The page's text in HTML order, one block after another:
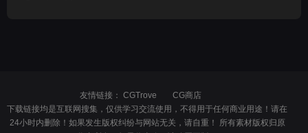
友情链接： CGTrove
CG商店
下载链接均是互联网搜集，仅供学习交流使用，不得用于任何商业用途！请在
24小时内删除！如果发生版权纠纷与网站无关，请自重！ 所有素材版权归原